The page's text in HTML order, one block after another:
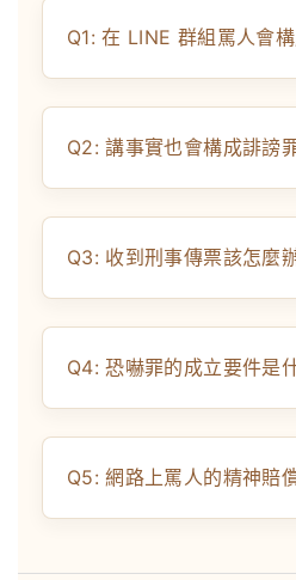
Q1: 在 LINE 群組罵人會
Q2: 講事實也會構成誹謗
Q3: 收到刑事傳票該怎麼
Q4: 恐嚇罪的成立要件是
Q5: 網路上罵人的精神賠